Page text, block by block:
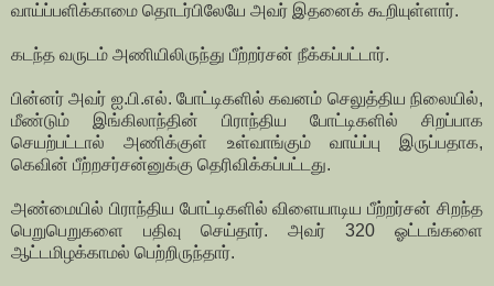
வாய்ப்பளிக்காமை தொடர்பிலேயே அவர் இதனைக் கூறியுள்ளார்.
கடந்த வருடம் அணியிலிருந்து பீற்றர்சன் நீக்கப்பட்டார்.
பின்னர் அவர் ஐ.பி.எல். போட்டிகளில் கவனம் செலுத்திய நிலையில்,
மீண்டும் இங்கிலாந்தின் பிராந்திய போட்டிகளில் சிறப்பாக
செயற்பட்டால் அணிக்குள் உள்வாங்கும் வாய்ப்பு இருப்பதாக,
கெவின் பீற்றசர்சன்னுக்கு தெரிவிக்கப்பட்டது.
அண்மையில் பிராந்திய போட்டிகளில் விளையாடிய பீற்றர்சன் சிறந்த
பெறுபெறுகளை பதிவு செய்தார். அவர் 320 ஓட்டங்களை
ஆட்டமிழக்காமல் பெற்றிருந்தார்.